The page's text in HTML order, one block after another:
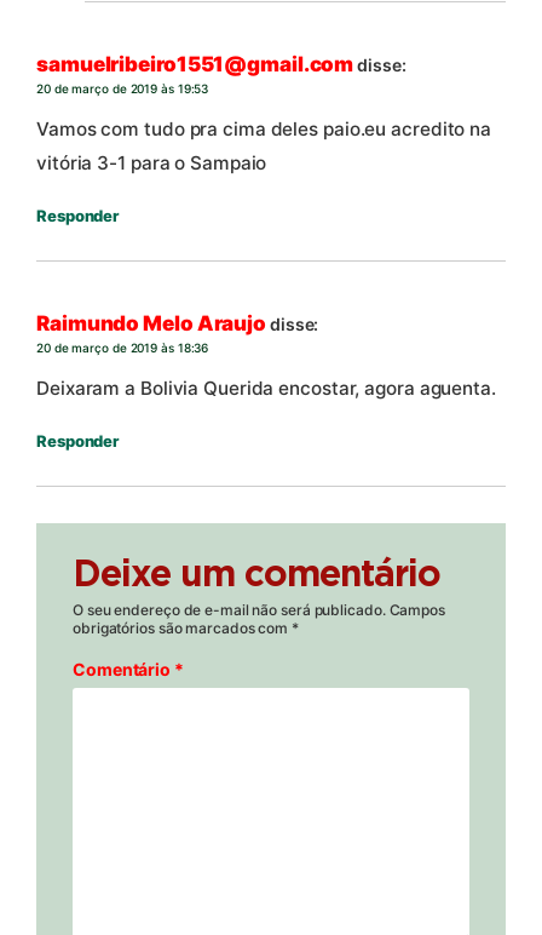
samuelribeiro1551@gmail.comdisse:
20 de março de 2019 às 19:53
Vamos com tudo pra cima deles paio.eu acredito na
vitória 3-1 para o Sampaio
Responder
Raimundo Melo Araujo disse:
20 de março de 2019 às 18:36
Deixaram a Bolivia Querida encostar, agora aguenta.
Responder
Deixe um comentário
O seu endereço de e-mail não será publicado. Campos
obrigatórios são marcados com *
Comentário *